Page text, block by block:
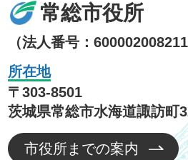
常総市役所
（法人番号：
所在地
〒303-8501
茨城県常総市水海道諏訪町
市役所までの案内